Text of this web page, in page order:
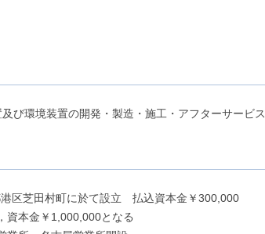
び環境装置の開発・製造・施工・アフターサービス
区芝田村町に於て設立 払込資本金￥300,000
本金￥1,000,000となる